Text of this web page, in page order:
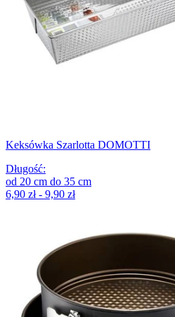
Keksówka Szarlotta DOMOTTI
Długość:
od 20 cm do 35 cm
6,90 zł - 9,90 zł